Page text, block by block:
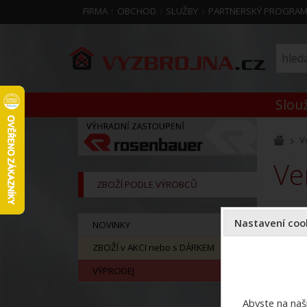
FIRMA OBCHOD SLUŽBY PARTNERSKÝ PROGRAM
ZBOŽÍ PODLE VÝROBCŮ
NOVINKY
ZBOŽÍ v AKCI nebo s DÁRKEM
VÝPRODEJ
Nastavení
Abyste na